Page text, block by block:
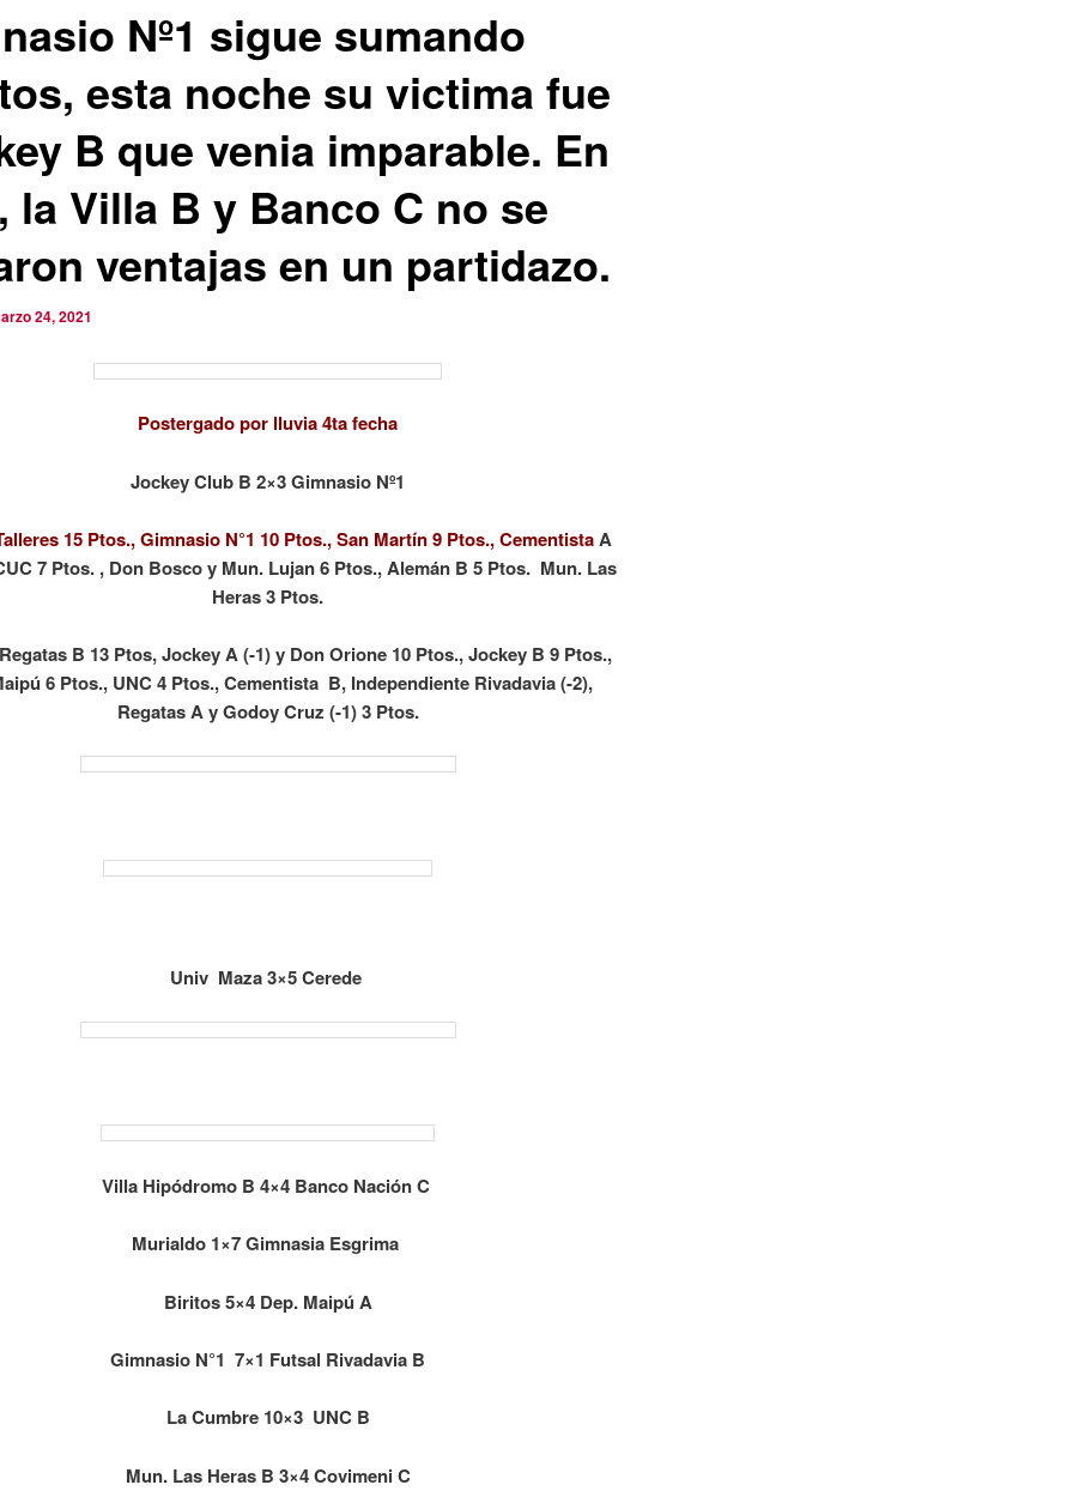
Nº1 sigue sumando
esta noche su victima fue
B que venia imparable. En
la Villa B y Banco C no se
ventajas en un partidazo.
24, 2021
Postergado por lluvia 4ta fecha
Jockey Club B 2×3 Gimnasio Nº1
15 Ptos., Gimnasio N°1 10 Ptos., San Martín 9 Ptos., CementistaA
7 Ptos. , Don Bosco y Mun. Lujan 6 Ptos., Alemán B 5 Ptos. Mun. Las
Heras 3 Ptos.
Regatas B 13 Ptos, Jockey A (-1) y Don Orione 10 Ptos., Jockey B 9 Ptos.,
6 Ptos., UNC 4 Ptos., Cementista B, Independiente Rivadavia (-2),
Regatas A y Godoy Cruz (-1) 3 Ptos.
Univ Maza 3×5 Cerede
Villa Hipódromo B 4×4 Banco Nación C
Murialdo 1×7 Gimnasia Esgrima
Biritos 5×4 Dep. Maipú A
Gimnasio N°1 7×1 Futsal Rivadavia B
La Cumbre 10×3 UNC B
Mun. Las Heras B 3×4 Covimeni C